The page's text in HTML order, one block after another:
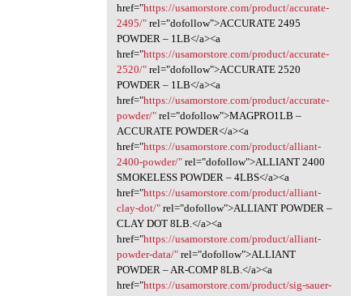
href="https://usamorstore.com/product/accurate-
2495/"rel="dofollow">ACCURATE 2495
POWDER – 1LB</a><a
href="https://usamorstore.com/product/accurate-
2520/"rel="dofollow">ACCURATE 2520
POWDER – 1LB</a><a
href="https://usamorstore.com/product/accurate-
powder/"rel="dofollow">MAGPRO1LB –
ACCURATE POWDER</a><a
href="https://usamorstore.com/product/alliant-
2400-powder/"rel="dofollow">ALLIANT 2400
SMOKELESS POWDER – 4LBS</a><a
href="https://usamorstore.com/product/alliant-
clay-dot/"rel="dofollow">ALLIANT POWDER –
CLAY DOT 8LB.</a><a
href="https://usamorstore.com/product/alliant-
powder-data/"rel="dofollow">ALLIANT
POWDER – AR-COMP 8LB.</a><a
href="https://usamorstore.com/product/sig-sauer-